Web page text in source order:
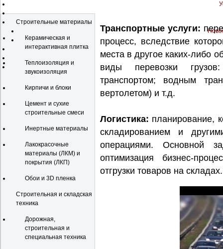
Строительные материалы
Керамическая и
интерактивная плитка
Теплоизоляция и
звукоизоляция
Кирпичи и блоки
Цемент и сухие
строительные смеси
Инертные материалы
Лакокрасочные
материалы (ЛКМ) и
покрытия (ЛКП)
Обои и 3D пленка
Строительная и складская
техника
Дорожная,
строительная и
специальная техника
Транспортные услуги:
процесс, вследствие
места в другое каких-либо
виды перевозки грузов:
транспортом; водным
вертолетом) и т.д.
Логистика: планирование,
складированием и
операциями. Основной
оптимизация бизнес-
отгрузки товаров на складах.